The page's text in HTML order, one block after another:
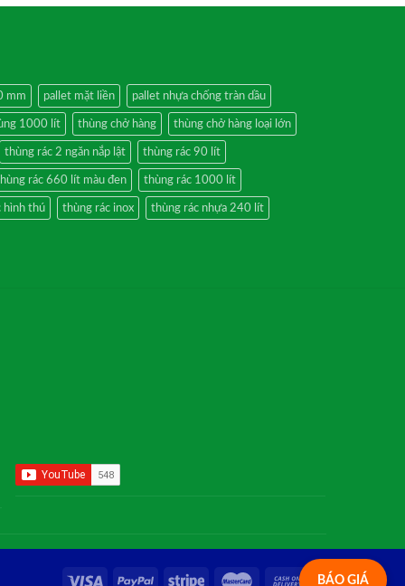
mm pallet mặt liền pallet nhựa chống tràn dầu
1000 lít thùng chở hàng thùng chở hàng loại lớn
thùng rác 2 ngăn nắp lật thùng rác 90 lít
rác 660 lít màu đen thùng rác 1000 lít
hình thú thùng rác inox thùng rác nhựa 240 lít
BÁO GIÁ